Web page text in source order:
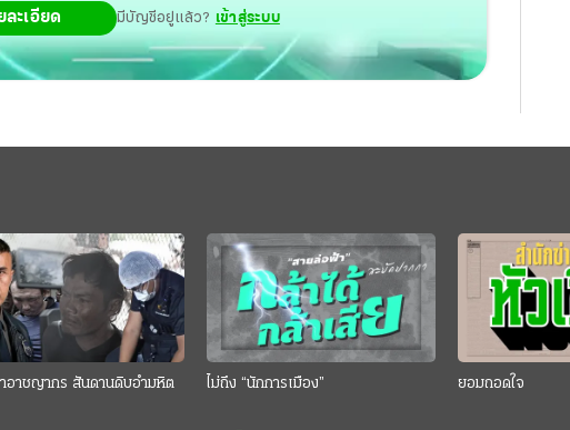
ละเอียด มีบัญชีอยู่แล้ว? เข้าสู่ระบบ
อาชญากร สันดานดิบอำมหิต ไม่ถึง “นักการเมือง” ยอมถอดใจ